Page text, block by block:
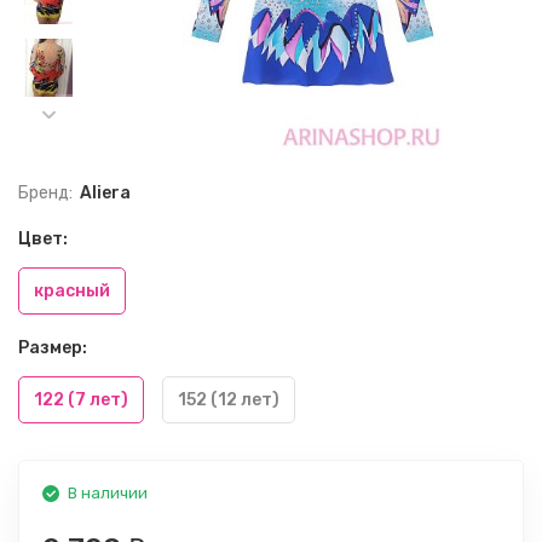
Бренд: Aliera
Цвет:
красный
Размер:
122 (7 лет) 152 (12 лет)
В наличии